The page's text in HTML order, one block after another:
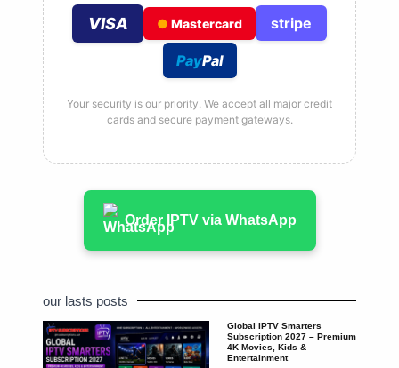
VISA ● Mastercard stripe
PayPal
Your security is our priority. We accept all major credit
cards and secure payment gateways.
Order IPTV via WhatsApp
our lasts posts
Global IPTV Smarters
Subscription 2027 – Premium
4K Movies, Kids &
Entertainment